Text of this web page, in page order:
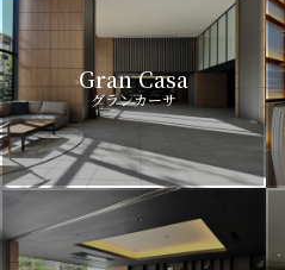
Gran Casa
グランカーサ